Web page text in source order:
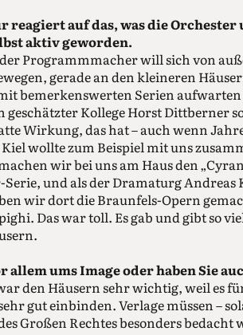
reagiert auf das, was die
aktiv geworden.
Programmmacher will sich von
gerade an den kleineren
bemerkenswerten Serien
geschätzter Kollege Horst Dittberner
Wirkung, das hat – auch wenn
wollte zum Beispiel mit uns
wir bei uns am Haus den
und als der Dramaturg Andreas
wir dort die Braunfels-Opern
Das war toll. Es gab und gibt so
allem ums Image oder haben Sie
den Häusern sehr wichtig, weil es
gut einbinden. Verlage müssen –
Großen Rechtes besonders